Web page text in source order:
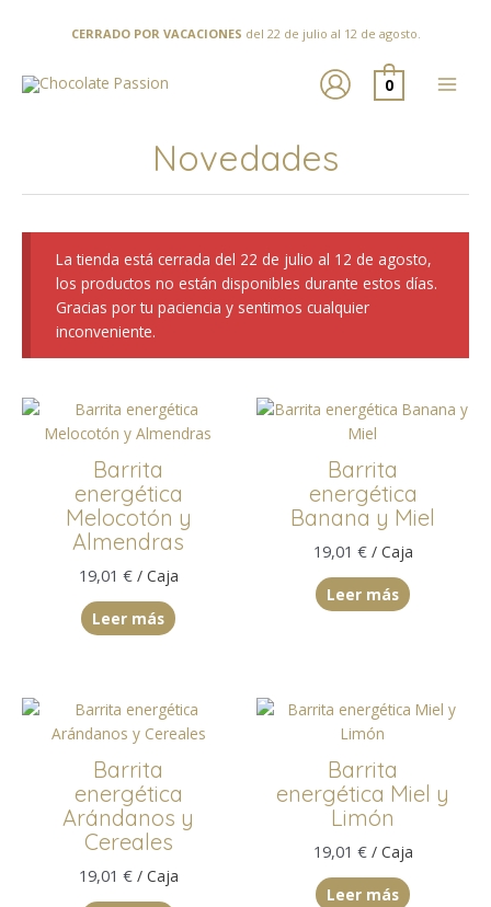
CERRADO POR VACACIONES del 22 de julio al 12 de agosto.
0
Novedades
La tienda está cerrada del 22 de julio al 12 de agosto,
los productos no están disponibles durante estos días.
Gracias por tu paciencia y sentimos cualquier
inconveniente.
Barrita
energética
Melocotón y
Almendras
19,01 € / Caja
Leer más
Barrita
energética
Banana y Miel
19,01 € / Caja
Leer más
Barrita
energética
Arándanos y
Cereales
19,01 € / Caja
Barrita
energética Miel y
Limón
19,01 € / Caja
Leer más